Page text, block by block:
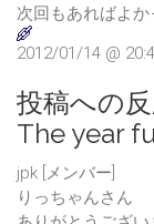
次回もあればよか
2012/01/14 @
投稿への
The year
jpk [メンバー]
りっちゃんさん